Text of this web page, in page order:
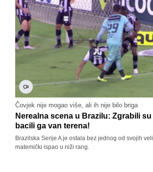
Čovjek nije mogao više, ali ih nije bilo briga
Nerealna scena u Brazilu: Zgrabili
bacili ga van terena!
Brazilska Serije A je ostala bez jednog od svojih
matemički ispao u niži rang.